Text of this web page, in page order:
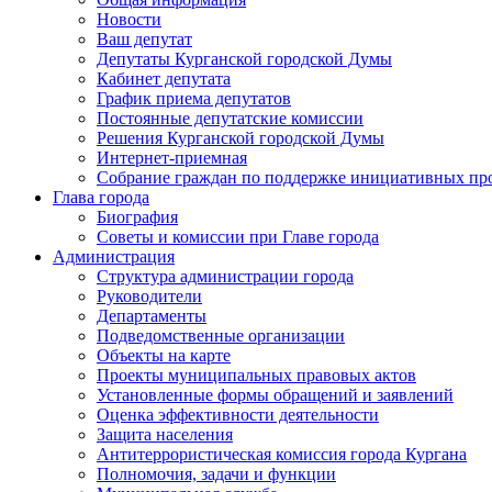
Новости
Ваш депутат
Депутаты Курганской городской Думы
Кабинет депутата
График приема депутатов
Постоянные депутатские комиссии
Решения Курганской городской Думы
Интернет-приемная
Собрание граждан по поддержке инициативных
Глава города
Биография
Советы и комиссии при Главе города
Администрация
Структура администрации города
Руководители
Департаменты
Подведомственные организации
Объекты на карте
Проекты муниципальных правовых актов
Установленные формы обращений и заявлений
Оценка эффективности деятельности
Защита населения
Антитеррористическая комиссия города Кургана
Полномочия, задачи и функции